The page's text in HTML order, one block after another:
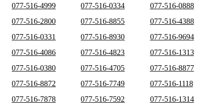
077-516-4999
077-516-0334
077-516-0888
077-516-2800
077-516-8855
077-516-4388
077-516-0331
077-516-8930
077-516-9694
077-516-4086
077-516-4823
077-516-1313
077-516-0380
077-516-4705
077-516-8877
077-516-8872
077-516-7749
077-516-1118
077-516-7878
077-516-7592
077-516-1314